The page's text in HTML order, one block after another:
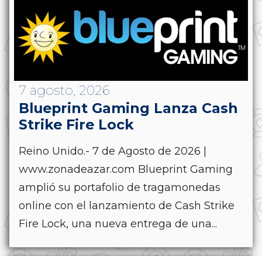
7 agosto, 2026
Blueprint Gaming Lanza Cash
Strike Fire Lock
Reino Unido.- 7 de Agosto de 2026 |
www.zonadeazar.com Blueprint Gaming
amplió su portafolio de tragamonedas
online con el lanzamiento de Cash Strike
Fire Lock, una nueva entrega de una...